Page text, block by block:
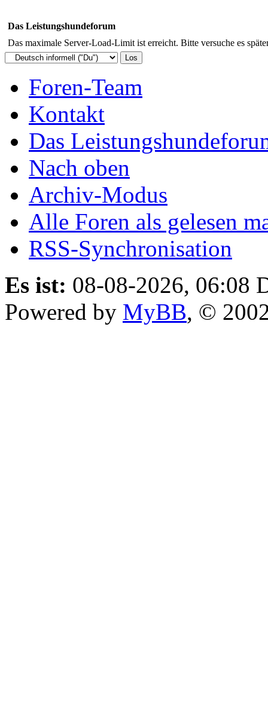
Das Leistungshundeforum
Das maximale Server-Load-Limit ist erreicht. Bitte versuche es
Foren-Team
Kontakt
Das
Nach oben
Archiv-Modus
Alle Foren als gelesen
RSS-Synchronisation
Es ist: 08-08-2026, 06:08
Powered by MyBB, ©